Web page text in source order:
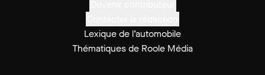
Lexique de l’automobile
Thématiques de Roole Média